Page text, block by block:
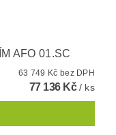
AFO 01.SC
63 749 Kč bez DPH
77 136 Kč/ ks